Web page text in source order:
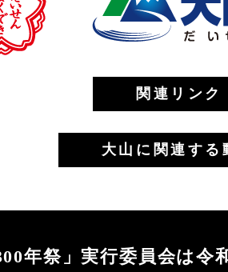
関連リンク
大山に関連する
年祭」実行委員会は令